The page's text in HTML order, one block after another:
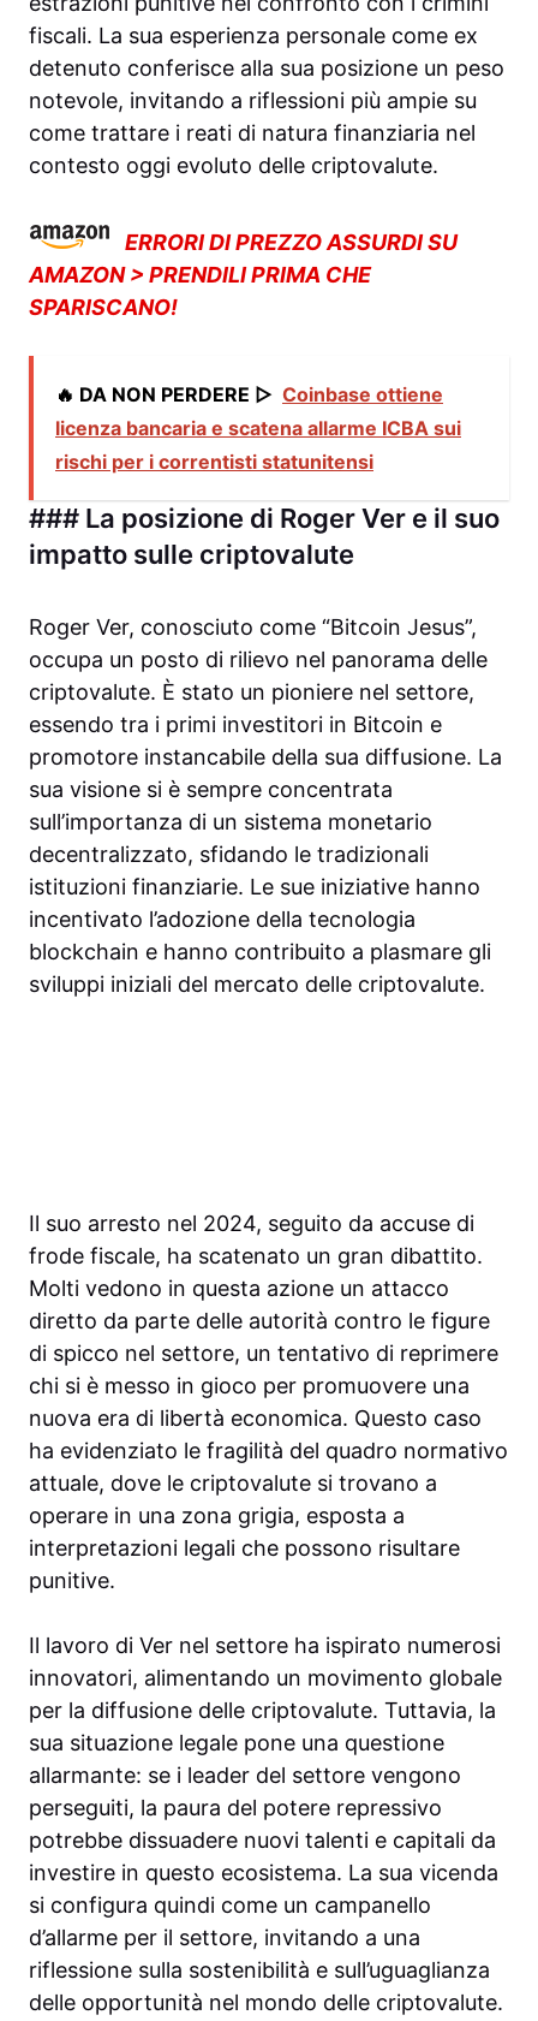
fiscali. La sua esperienza personale come ex
detenuto conferisce alla sua posizione un peso
notevole, invitando a riflessioni più ampie su
come trattare i reati di natura finanziaria nel
contesto oggi evoluto delle criptovalute.
ERRORI DI PREZZO ASSURDI SU
AMAZON > PRENDILI PRIMA CHE
SPARISCANO!
🔥 DA NON PERDERE ▷ Coinbase ottiene
licenza bancaria e scatena allarme ICBA sui
rischi per i correntisti statunitensi
### La posizione di Roger Ver e il suo
impatto sulle criptovalute
Roger Ver, conosciuto come “Bitcoin Jesus”,
occupa un posto di rilievo nel panorama delle
criptovalute. È stato un pioniere nel settore,
essendo tra i primi investitori in Bitcoin e
promotore instancabile della sua diffusione. La
sua visione si è sempre concentrata
sull’importanza di un sistema monetario
decentralizzato, sfidando le tradizionali
istituzioni finanziarie. Le sue iniziative hanno
incentivato l’adozione della tecnologia
blockchain e hanno contribuito a plasmare gli
sviluppi iniziali del mercato delle criptovalute.
Il suo arresto nel 2024, seguito da accuse di
frode fiscale, ha scatenato un gran dibattito.
Molti vedono in questa azione un attacco
diretto da parte delle autorità contro le figure
di spicco nel settore, un tentativo di reprimere
chi si è messo in gioco per promuovere una
nuova era di libertà economica. Questo caso
ha evidenziato le fragilità del quadro normativo
attuale, dove le criptovalute si trovano a
operare in una zona grigia, esposta a
interpretazioni legali che possono risultare
punitive.
Il lavoro di Ver nel settore ha ispirato numerosi
innovatori, alimentando un movimento globale
per la diffusione delle criptovalute. Tuttavia, la
sua situazione legale pone una questione
allarmante: se i leader del settore vengono
perseguiti, la paura del potere repressivo
potrebbe dissuadere nuovi talenti e capitali da
investire in questo ecosistema. La sua vicenda
si configura quindi come un campanello
d’allarme per il settore, invitando a una
riflessione sulla sostenibilità e sull’uguaglianza
delle opportunità nel mondo delle criptovalute.